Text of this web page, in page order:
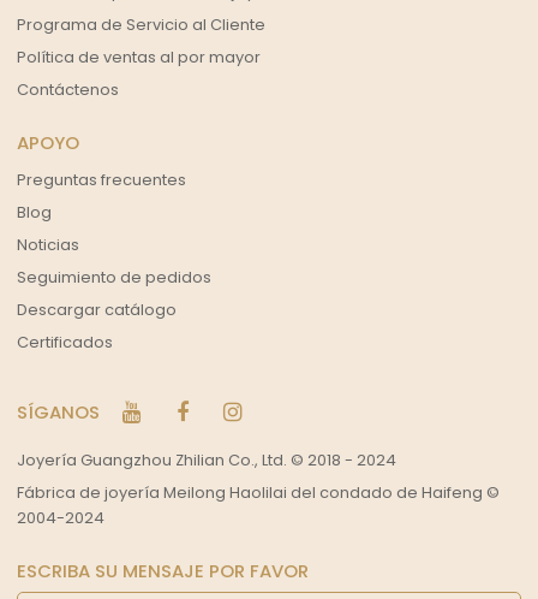
Programa de Servicio al Cliente
Política de ventas al por mayor
Contáctenos
APOYO
Preguntas frecuentes
Blog
Noticias
Seguimiento de pedidos
Descargar catálogo
Certificados
SÍGANOS
Joyería Guangzhou Zhilian Co., Ltd. © 2018 - 2024
Fábrica de joyería Meilong Haolilai del condado de Haifeng ©
2004-2024
ESCRIBA SU MENSAJE POR FAVOR